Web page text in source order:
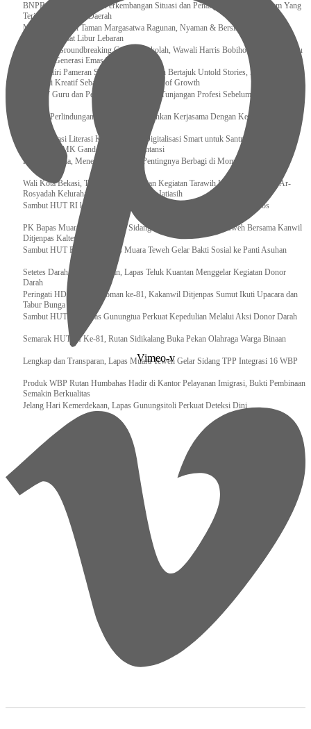
BNPB Terus Memantau Perkembangan Situasi dan Penanganan Bencana Alam Yang
Terjadi di Beberapa Daerah
Menpar Pastikan Taman Margasatwa Ragunan, Nyaman & Bersih di Kunjungi
Wisatawan Saat Libur Lebaran
Resmikan Groundbreaking Gedung Sekolah, Wawali Harris Bobihoe : Tonggak Baru
Ciptakan Generasi Emas Masa Depan
Menghadiri Pameran Seni Meiro Collection Bertajuk Untold Stories, Irene Umar :
Ekonomi Kreatif Sebagai The New Engine of Growth
120.067 Guru dan Pengawas PAI Terima Tunjangan Profesi Sebelum Lebaran
Perkuat Perlindungan KI Kemenkum Sahkan Kerjasama Dengan Kemenbud
Transformasi Literasi Keuangan dan Digitalisasi Smart untuk Santri Produktif
Kemenko PMK Gandeng Beberapa Intansi
Peduli Sesama, Menekraf Tekankan Pentingnya Berbagi di Momen Ramadan
Wali Kota Bekasi, Tri Adhianto Lakukan Kegiatan Tarawih Keliling di Masjid Ar-
Rosyadah Kelurahan Jatirasa Kecamatan Jatiasih
Sambut HUT RI ke-81, Lapas Gunungtua Tebar Kepedulian Lewat Bansos
‎PK Bapas Muara Teweh Hadiri Sidang TPP di Lapas Muara Teweh Bersama Kanwil
Ditjenpas Kalteng
‎Sambut HUT RI ke 81, Bapas Muara Teweh Gelar Bakti Sosial ke Panti Asuhan
Setetes Darah Sejuta Harapan, Lapas Teluk Kuantan Menggelar Kegiatan Donor
Darah
Peringati HDKD Pengayoman ke-81, Kakanwil Ditjenpas Sumut Ikuti Upacara dan
Tabur Bunga di TMP
Sambut HUT RI, Lapas Gunungtua Perkuat Kepedulian Melalui Aksi Donor Darah
Semarak HUT RI Ke-81, Rutan Sidikalang Buka Pekan Olahraga Warga Binaan
Lengkap dan Transparan, Lapas Muara Teweh Gelar Sidang TPP Integrasi 16 WBP
Produk WBP Rutan Humbahas Hadir di Kantor Pelayanan Imigrasi, Bukti Pembinaan
Semakin Berkualitas
Jelang Hari Kemerdekaan, Lapas Gunungsitoli Perkuat Deteksi Dini
Vimeo-v